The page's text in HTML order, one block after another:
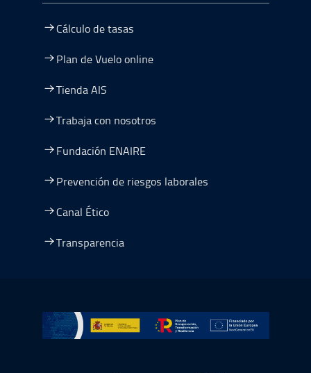
Cálculo de tasas
Plan de Vuelo online
Tienda AIS
Trabaja con nosotros
Fundación ENAIRE
Prevención de riesgos laborales
Canal Ético
Transparencia
Ir a Plan de Recuperación, Transformación y